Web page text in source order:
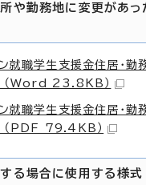
や勤務地に変更があっ
就職学生支援金住居・勤
（Word 23.8KB）
就職学生支援金住居・勤
（PDF 79.4KB）
る場合に使用する様式